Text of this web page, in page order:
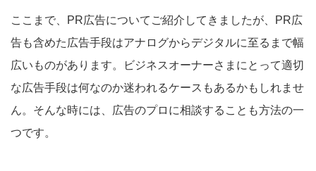
ここまで、PR広告についてご紹介してきましたが、PR広
告も含めた広告手段はアナログからデジタルに至るまで幅
広いものがあります。ビジネスオーナーさまにとって適切
な広告手段は何なのか迷われるケースもあるかもしれませ
ん。そんな時には、広告のプロに相談することも方法の一
つです。